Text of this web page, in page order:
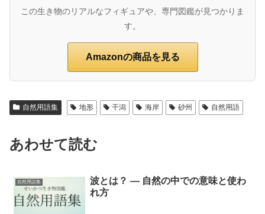
この生き物のリアルなフィギュアや、専門図鑑が見つかりま
す。
Amazonの商品を見る
自然用語集 地形 干潟 海岸 砂州 自然用語
あわせて読む
自然用語集
波とは？ ― 自然の中での意味と使わ
れ方